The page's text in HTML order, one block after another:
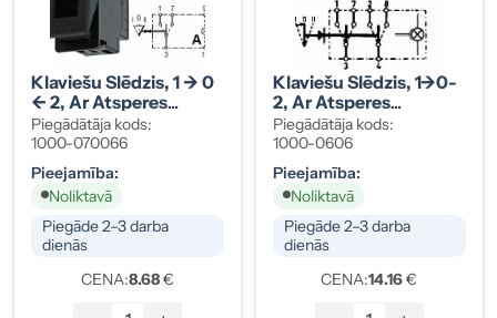
Klaviešu Slēdzis, 1 -> 0
<- 2, Ar Atsperes
Atgriešanu, 3
Kontakti, A Spilgta
Gaisma
Piegādātāja kods:
1000-070066
Pieejamība:
Noliktavā
Piegāde 2–3 darba
dienās
CENA:8.68€
Klaviešu Slēdzis, 1->0-
2, Ar Atsperes
Atgriešanu, Vecā
Sērija, 6 Kontakti,
Blāvs/spilgts
Apgaismojums
Piegādātāja kods:
1000-0606
Pieejamība:
Noliktavā
Piegāde 2–3 darba
dienās
CENA:14.16€